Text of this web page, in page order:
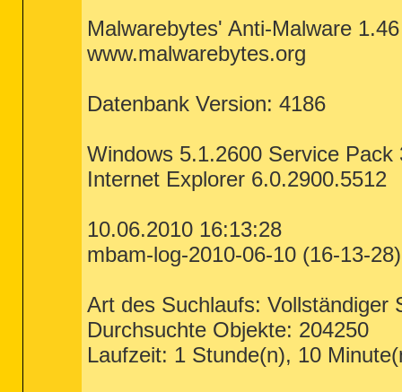
O22 - SharedTaskScheduler: Component
O23 - Service: Avira AntiVir Planer
O23 - Service: Avira AntiVir Guard
O23 - Service: ES lite Service for
O23 - Service: InstallDriver Table
O23 - Service: Java Quick Starter
--
End of file - 8822 bytes
Malwarebytes' Anti-Malware 1.46
www.malwarebytes.org
Datenbank Version: 4186
Windows 5.1.2600 Service Pack
Internet Explorer 6.0.2900.5512
10.06.2010 16:13:28
mbam-log-2010-06-10 (16-13-
Art des Suchlaufs: Vollständiger
Durchsuchte Objekte: 204250
Laufzeit: 1 Stunde(n), 10